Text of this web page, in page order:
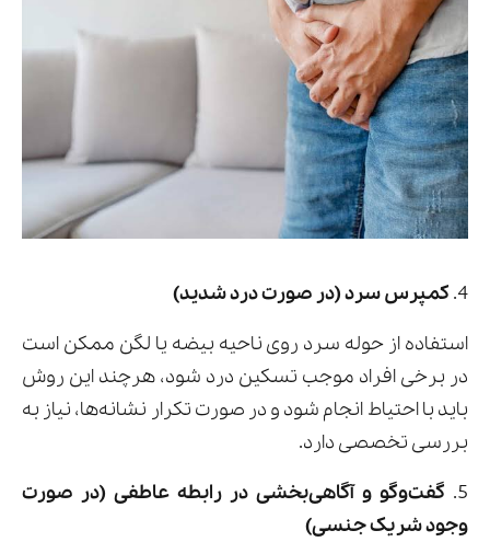
4. کمپرس سرد (در صورت درد شدید)
استفاده از حوله سرد روی ناحیه بیضه یا لگن ممکن است
در برخی افراد موجب تسکین درد شود، هرچند این روش
باید با احتیاط انجام شود و در صورت تکرار نشانه‌ها، نیاز به
بررسی تخصصی دارد.
5. گفت‌وگو و آگاهی‌بخشی در رابطه عاطفی (در صورت
وجود شریک جنسی)